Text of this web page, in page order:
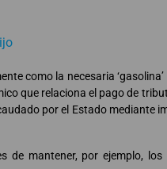
como la necesaria ‘gasolina’
que relaciona el pago de
por el Estado mediante
de mantener, por ejemplo, los